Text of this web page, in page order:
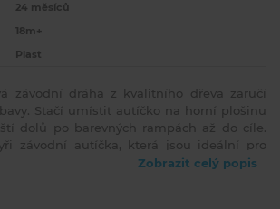
24 měsíců
18m+
Plast
závodní dráha z kvalitního dřeva zaručí
Stačí umístit autíčko na horní plošinu
dolů po barevných rampách až do cíle.
závodní autíčka, která jsou ideální pro
Rozměry výrobku 33 x 32 x 10 cm.Vhodné
Zobrazit celý popis